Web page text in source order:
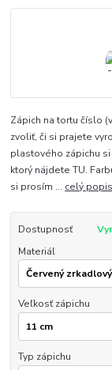
Zápich na tortu číslo
zvoliť, či si prajete
plastového zápichu
ktorý nájdete TU.
si prosím ... celý popis
Dostupnosť
Materiál
Veľkosť zápichu
Typ zápichu